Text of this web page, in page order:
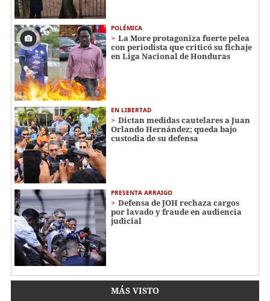
POLÉMICA
La More protagoniza fuerte pelea
con periodista que criticó su fichaje
en Liga Nacional de Honduras
EN LIBERTAD
Dictan medidas cautelares a Juan
Orlando Hernández; queda bajo
custodia de su defensa
PRESENTA ARRAIGO
Defensa de JOH rechaza cargos
por lavado y fraude en audiencia
judicial
MÁS VISTO